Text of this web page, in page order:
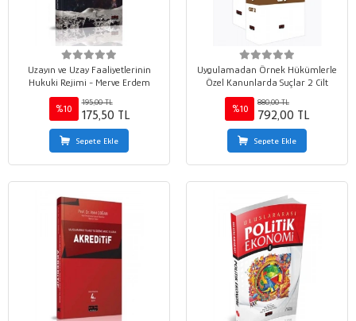
Uzayın ve Uzay Faaliyetlerinin
Hukuki Rejimi - Merve Erdem
%10
195,00 TL
175,50 TL
Sepete Ekle
Uygulamadan Örnek Hükümlerle
Özel Kanunlarda Suçlar 2 Cilt
%10
880,00 TL
792,00 TL
Sepete Ekle